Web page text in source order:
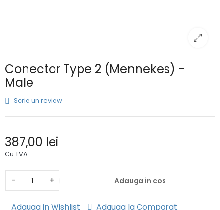
Conector Type 2 (Mennekes) -
Male
Scrie un review
387,00 lei
Cu TVA
- + Adauga in cos
Adauga in Wishlist Adauga la Comparat